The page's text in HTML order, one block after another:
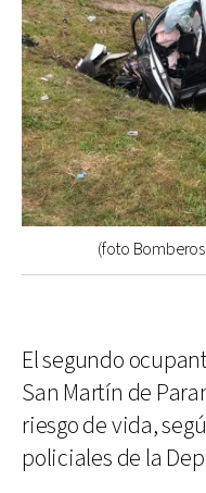
(foto
El segundo
San Martín de
riesgo de vida,
policiales de la